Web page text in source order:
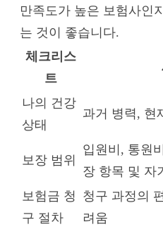
만족도가 높은 보험사인
는 것이 좋습니다.
체크리스
트
나의 건강
상태
과거 병력, 현
보장 범위
입원비, 통원
장 항목 및 자
보험금 청
구 절차
청구 과정의
려움